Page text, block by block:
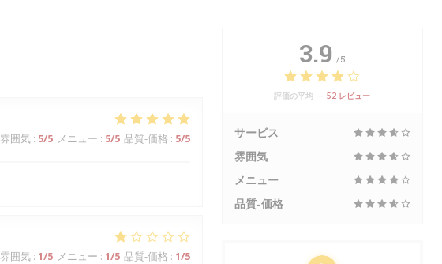
雰囲気: 5/5 メニュー : 5/5 品質-価格 : 5/5
雰囲気: 1/5 メニュー : 1/5 品質-価格 : 1/5
3.9 /5
評価の平均 —52 レビュー
サービス
雰囲気
メニュー
品質-価格